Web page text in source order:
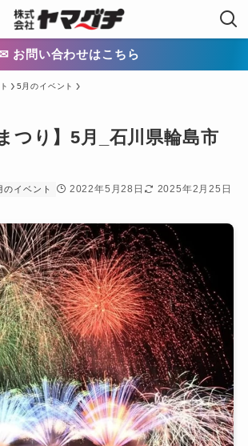
✉ お問い合わせはこちら
5月のイベント
つり】5月_石川県輪島市
のイベント 2022年5月28日 2025年2月25日